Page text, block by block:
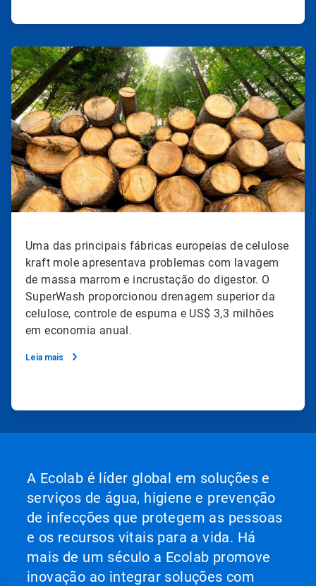
ArticleTile
2
de
2
Uma das principais fábricas europeias de celulose
kraft mole apresentava problemas com lavagem
de massa marrom e incrustação do digestor. O
SuperWash proporcionou drenagem superior da
celulose, controle de espuma e US$ 3,3 milhões
em economia anual.
Leia mais
A Ecolab é líder global em soluções e
serviços de água, higiene e prevenção
de infecções que protegem as pessoas
e os recursos vitais para a vida. Há
mais de um século a Ecolab promove
inovação ao integrar soluções com